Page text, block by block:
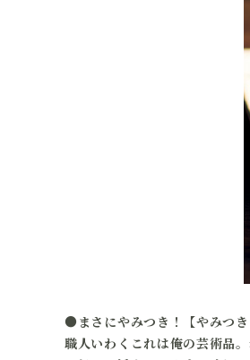
●まさにやみつき！【やみつき
職人いわくこれは俺の芸術品